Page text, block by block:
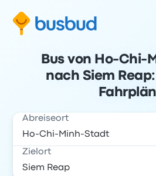
Bus von Ho-Chi-
nach Siem
Abreiseort
Zielort